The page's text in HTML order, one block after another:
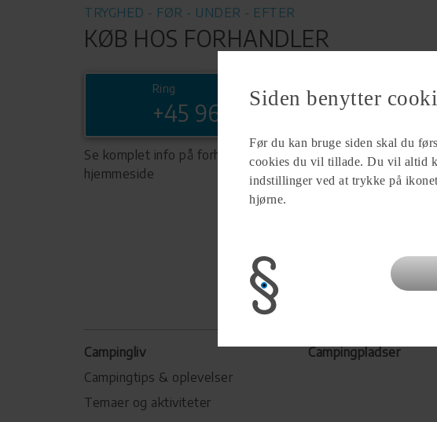
TRYGHED - FØR - UNDER - EFTER
KØB HOS FORHANDLER
Ring
+45 96191020
Se komplet info på forhandlerens
hjemmeside
Campingliv
Campingtips & oplevelser
Temaer og aktiviteter
Campingpladser
Siden benytter
Før du kan bruge siden skal du
cookies du vil tillade. Du vil altid
indstillinger ved at trykke på
hjørne.